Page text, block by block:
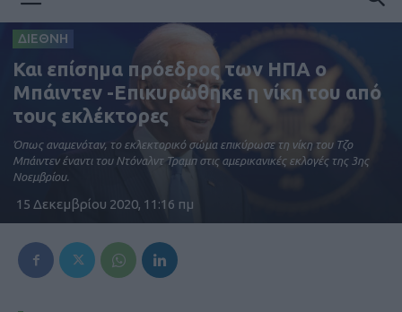
ΑΓΩΝ
ΔΙΕΘΝΗ
Και επίσημα πρόεδρος των ΗΠΑ ο
Μπάιντεν -Επικυρώθηκε η νίκη του από
τους εκλέκτορες
Όπως αναμενόταν, το εκλεκτορικό σώμα επικύρωσε τη νίκη του Τζο
Μπάιντεν έναντι του Ντόναλντ Τραμπ στις αμερικανικές εκλογές της 3ης
Νοεμβρίου.
15 Δεκεμβρίου 2020, 11:16 πμ